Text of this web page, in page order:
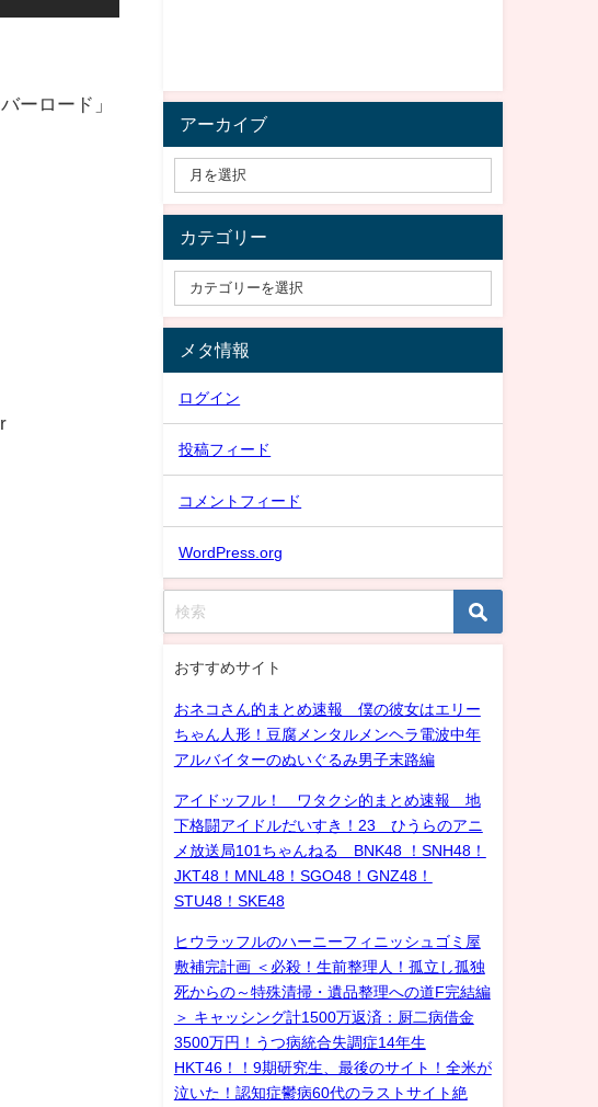
ーロード」
アーカイブ
カテゴリー
メタ情報
ログイン
投稿フィード
コメントフィード
WordPress.org
おすすめサイト
おネコさん的まとめ速報 僕の彼女はエリー
ちゃん人形！豆腐メンタルメンヘラ電波中年
アルバイターのぬいぐるみ男子末路編
アイドッフル！ ワタクシ的まとめ速報 地
下格闘アイドルだいすき！23 ひうらのアニ
メ放送局101ちゃんねる BNK48 ！SNH48！
JKT48！MNL48！SGO48！GNZ48！
STU48！SKE48
ヒウラッフルのハーニーフィニッシュゴミ屋
敷補完計画 ＜必殺！生前整理人！孤立し孤独
死からの～特殊清掃・遺品整理への道F完結編
＞ キャッシング計1500万返済：厨二病借金
3500万円！うつ病統合失調症14年生
HKT46！！9期研究生、最後のサイト！全米が
泣いた！認知症鬱病60代のラストサイト絶